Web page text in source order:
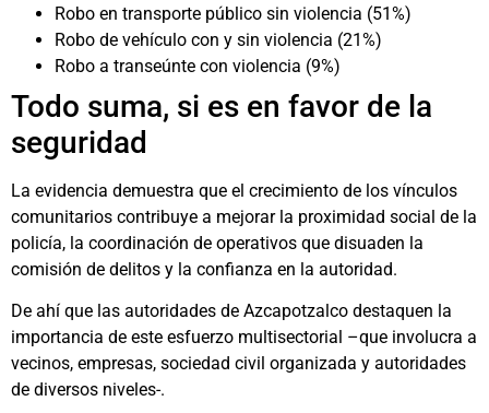
Robo en transporte público sin violencia (51%)
Robo de vehículo con y sin violencia (21%)
Robo a transeúnte con violencia (9%)
Todo suma, si es en favor de la
seguridad
La evidencia demuestra que el crecimiento de los vínculos
comunitarios contribuye a mejorar la proximidad social de la
policía, la coordinación de operativos que disuaden la
comisión de delitos y la confianza en la autoridad.
De ahí que las autoridades de Azcapotzalco destaquen la
importancia de este esfuerzo multisectorial –que involucra a
vecinos, empresas, sociedad civil organizada y autoridades
de diversos niveles-.